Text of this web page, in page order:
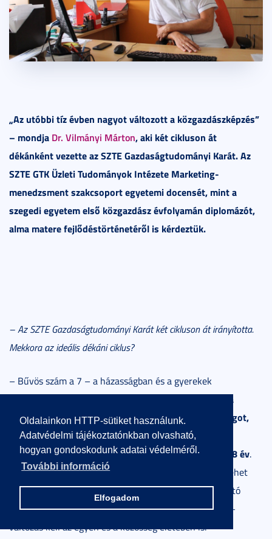
Oldalainkon HTTP-sütiket használunk.
Adatvédelmi tájékoztatónkban olvasható,
hogyan gondoskodunk adatai védelméről.
További információ
Elfogadom
„Az utóbbi tíz évben nagyot változott a közgazdászképzés”
– mondja Dr. Vilmányi Márton, aki két cikluson át
dékánként vezette az SZTE Gazdaságtudományi Karát. Az
SZTE GTK Üzleti Tudományok Intézete Marketing-
menedzsment szakcsoport egyetemi docensét, mint a
szegedi egyetem első közgazdász évfolyamán diplomázót,
alma matere fejlődéstörténetéről is kérdeztük.
– Az SZTE Gazdaságtudományi Karát két cikluson át irányította.
Mekkora az ideális dékáni ciklus?
– Bűvös szám a 7 – a házasságban és a gyerekek
fejlődésében is kiemelt jelentőségű az első 7 év, de –a
munkaerőpiacon is megfigyelték már azt a ciklikusságot,
hogy hétévente érdemes váltani. Így van eza
felsőoktatásban is: az ideális felsővezetői ciklus a 7-8 év.
Hét év alatt a végére lehet érni egy munkának, meg lehet
valósítani az indulás elképzeléshalmazának használható
elemeit. A hetedik év végére a motiváció is megkopik –
változás kell az egyén és a közösség életében is.